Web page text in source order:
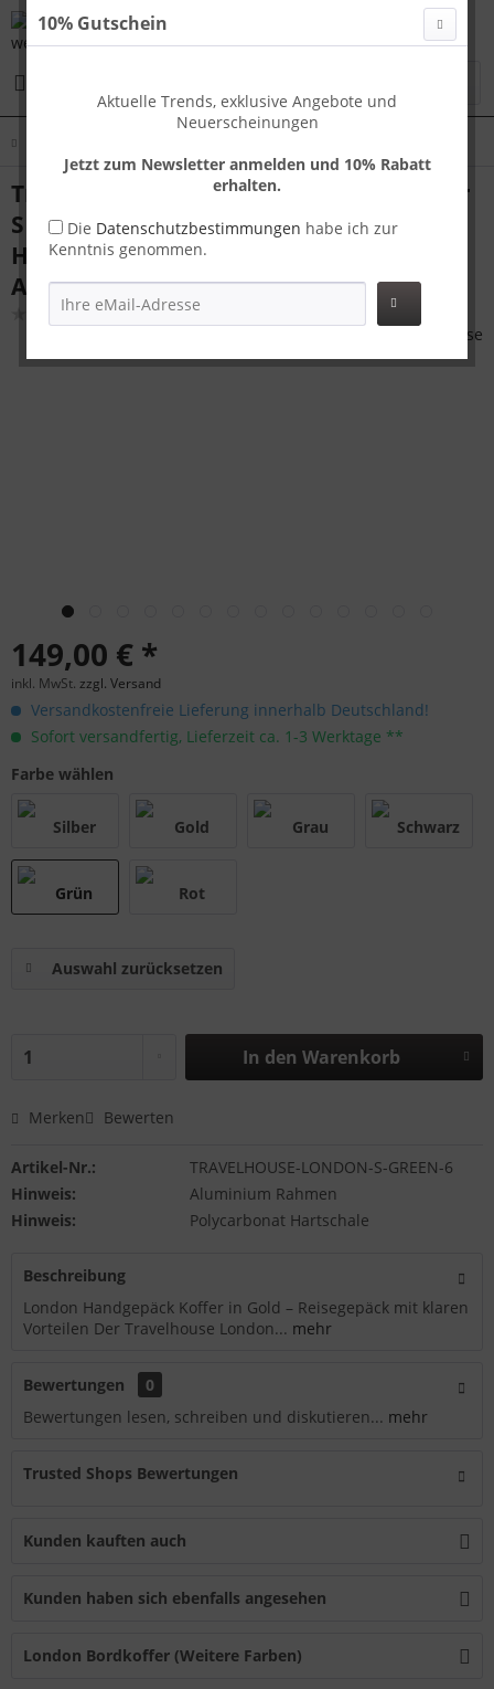
Travelhouse London Handgepäck Koffer
S Gold 55 x 37 x 23 cm | Polycarbonat-
Hartschale | TSA-Schloss,
Aluminiumrahmen
149,00 € *
inkl. MwSt. zzgl. Versand
Versandkostenfreie Lieferung innerhalb Deutschland!
Sofort versandfertig, Lieferzeit ca. 1-3 Werktage **
Farbe wählen
Auswahl zurücksetzen
In den Warenkorb
Merken Bewerten
Artikel-Nr.:
TRAVELHOUSE-LONDON-S-GREEN-6
Hinweis:
Aluminium Rahmen
Hinweis:
Polycarbonat Hartschale
Beschreibung
London Handgepäck Koffer in Gold – Reisegepäck mit klaren
Vorteilen Der Travelhouse London... mehr
Bewertungen
0
Bewertungen lesen, schreiben und diskutieren... mehr
Trusted Shops Bewertungen
Kunden kauften auch
Kunden haben sich ebenfalls angesehen
London Bordkoffer (Weitere Farben)
10% Gutschein
Aktuelle Trends, exklusive Angebote und
Neuerscheinungen
Jetzt zum Newsletter anmelden und 10% Rabatt
erhalten.
Die Datenschutzbestimmungen habe ich zur
Kenntnis genommen.